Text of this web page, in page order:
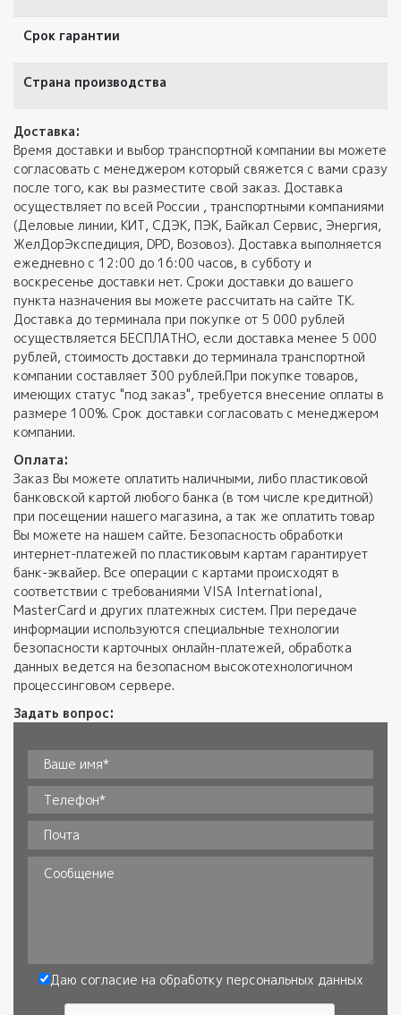
Срок гарантии
Страна производства
Доставка:
Время доставки и выбор транспортной компании вы можете
согласовать с менеджером который свяжется с вами сразу
после того, как вы разместите свой заказ. Доставка
осуществляет по всей России , транспортными компаниями
(Деловые линии, КИТ, СДЭК, ПЭК, Байкал Сервис, Энергия,
ЖелДорЭкспедиция, DPD, Возовоз). Доставка выполняется
ежедневно с 12:00 до 16:00 часов, в субботу и
воскресенье доставки нет. Сроки доставки до вашего
пункта назначения вы можете рассчитать на сайте ТК.
Доставка до терминала при покупке от 5 000 рублей
осуществляется БЕСПЛАТНО, если доставка менее 5 000
рублей, стоимость доставки до терминала транспортной
компании составляет 300 рублей.При покупке товаров,
имеющих статус "под заказ", требуется внесение оплаты в
размере 100%. Срок доставки согласовать с менеджером
компании.
Оплата:
Заказ Вы можете оплатить наличными, либо пластиковой
банковской картой любого банка (в том числе кредитной)
при посещении нашего магазина, а так же оплатить товар
Вы можете на нашем сайте. Безопасность обработки
интернет-платежей по пластиковым картам гарантирует
банк-эквайер. Все операции с картами происходят в
соответствии с требованиями VISA International,
MasterCard и других платежных систем. При передаче
информации используются специальные технологии
безопасности карточных онлайн-платежей, обработка
данных ведется на безопасном высокотехнологичном
процессинговом сервере.
Задать вопрос:
Ваше имя**
Телефон*
Почта
Сообщение
Даю согласие на обработку персональных данных